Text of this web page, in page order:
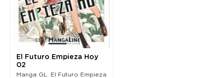
El Futuro Empieza Hoy
02
Manga GL. El Futuro Empieza